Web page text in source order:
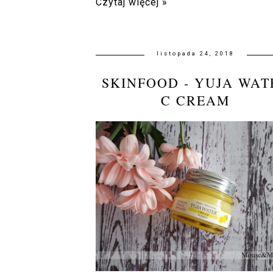
listopada 24, 2018
SKINFOOD - YUJA
C CREAM